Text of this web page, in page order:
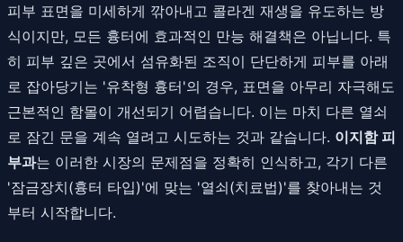
피부 표면을 미세하게 깎아내고 콜라겐 재생을 유도하는 방
식이지만, 모든 흉터에 효과적인 만능 해결책은 아닙니다. 특
히 피부 깊은 곳에서 섬유화된 조직이 단단하게 피부를 아래
로 잡아당기는 '유착형 흉터'의 경우, 표면을 아무리 자극해도
근본적인 함몰이 개선되기 어렵습니다. 이는 마치 다른 열쇠
로 잠긴 문을 계속 열려고 시도하는 것과 같습니다. 이지함 피
부과는 이러한 시장의 문제점을 정확히 인식하고, 각기 다른
'잠금장치(흉터 타입)'에 맞는 '열쇠(치료법)'를 찾아내는 것
부터 시작합니다.